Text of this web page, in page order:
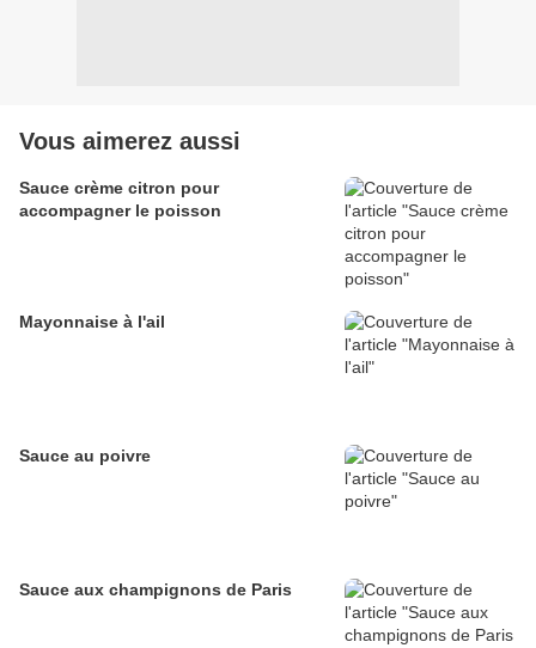
Vous aimerez aussi
Sauce crème citron pour
accompagner le poisson
Mayonnaise à l'ail
Sauce au poivre
Sauce aux champignons de Paris